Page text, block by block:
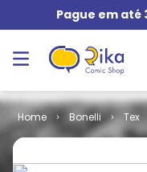
Pague em até
Bonelli Tex